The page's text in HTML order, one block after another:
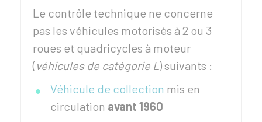
Le contrôle technique ne concerne
pas les véhicules motorisés à 2 ou 3
roues et quadricycles à moteur
( véhicules de catégorie L) suivants :
Véhicule de collection mis en
circulation avant 1960